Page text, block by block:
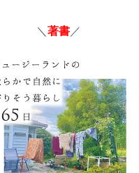
＼ 著書 ／